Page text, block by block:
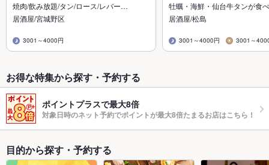
焼肉/飲み放題/タン/ロース/レバー…
居酒屋/宮城野区
3001～4000円
牡蠣・海鮮・仙台牛タンが食
居酒屋/松島
3001～4000円 3001～
お得な特集から探す・予約する
ポイントプラスで最大8倍
対象日時のネット予約でポイントが最大8倍たまるお店はこちら！
目的から探す・予約する